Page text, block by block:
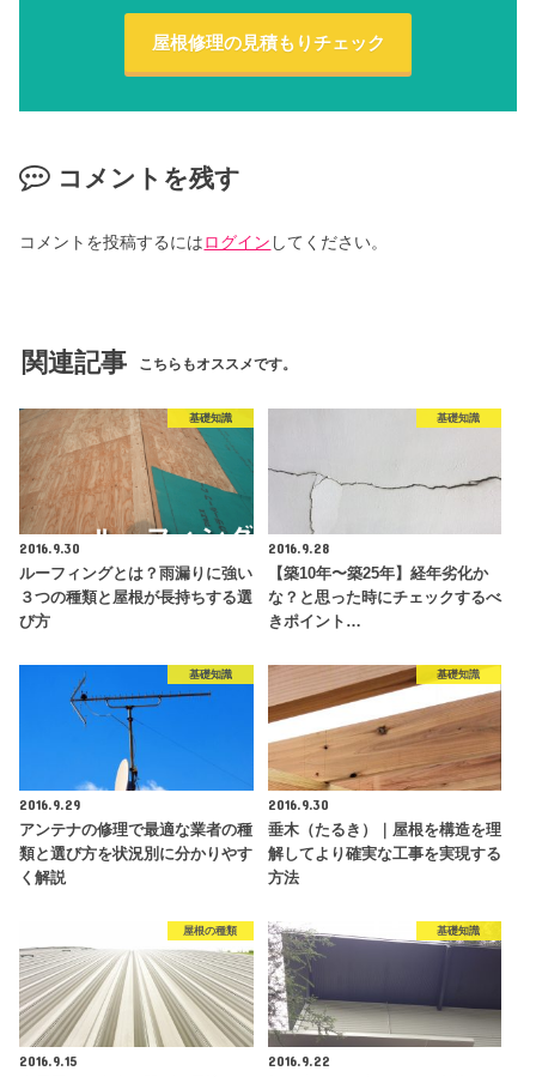
屋根修理の見積もりチェック
コメントを残す
コメントを投稿するにはログイン してください。
関連記事 こちらもオススメです。
基礎知識
2016.9.30
ルーフィングとは？雨漏りに強い
３つの種類と屋根が長持ちする選
び方
基礎知識
2016.9.28
【築10年〜築25年】経年劣化か
な？と思った時にチェックするべ
きポイント…
基礎知識
2016.9.29
アンテナの修理で最適な業者の種
類と選び方を状況別に分かりやす
く解説
基礎知識
2016.9.30
垂木（たるき）｜屋根を構造を理
解してより確実な工事を実現する
方法
屋根の種類
2016.9.15
基礎知識
2016.9.22